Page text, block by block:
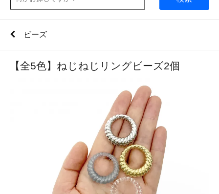
ビーズ
【全5色】ねじねじリングビーズ2個